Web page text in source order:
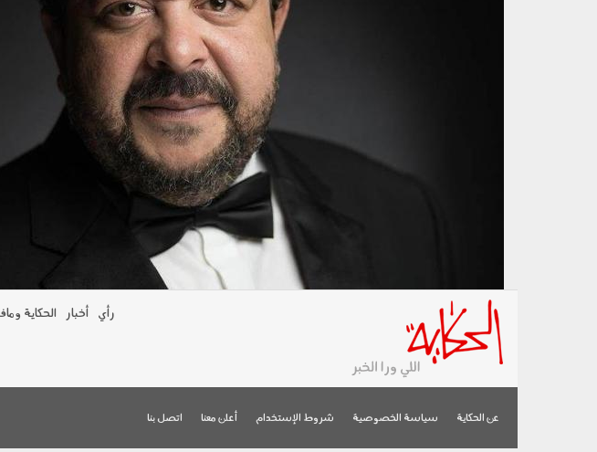
رأي أخبار الحكاية
عن الحكاية سياسة الخصوصية شروط الإستخدام أعلن معنا اتصل بنا